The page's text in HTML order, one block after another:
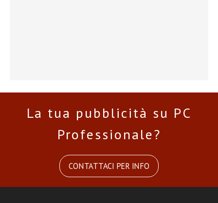
La tua pubblicità su PC
Professionale?
CONTATTACI PER INFO